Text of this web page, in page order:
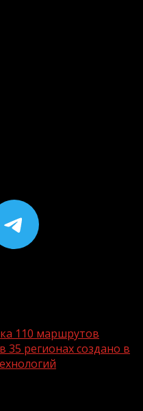
https://
110 маршрутов
35 регионах создано в